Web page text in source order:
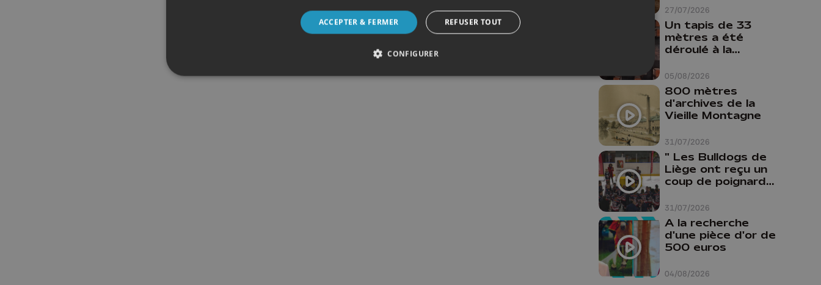
27/07/2026
province de Liège :
"Un citoyen qui
n'est formé ne
peut pas nous
aider"
05/08/2026
Un tapis de 33
mètres a été
déroulé à la
Liège
31/07/2026
800 mètres
d'archives de la
Vieille Montagne
31/07/2026
" Les Bulldogs de
Liège ont reçu un
coup de poignard
04/08/2026
A la recherche
d'une pièce d'or de
500 euros
ACCEPTER & FERMER REFUSER TOUT
CONFIGURER